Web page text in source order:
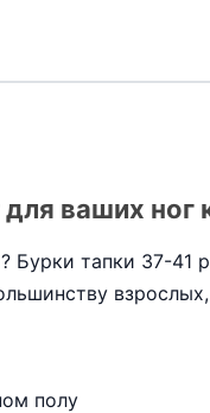
ваших ног
тапки 37-
полу